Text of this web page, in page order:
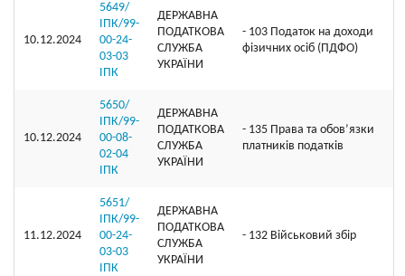
10.12.2024
5649/
ІПК/99-
00-24-
03-03
ІПК
ДЕРЖАВНА
ПОДАТКОВА
СЛУЖБА
УКРАЇНИ
- 103 Податок на доходи
фізичних осіб (ПДФО)
10.12.2024
5650/
ІПК/99-
00-08-
02-04
ІПК
ДЕРЖАВНА
ПОДАТКОВА
СЛУЖБА
УКРАЇНИ
- 135 Права та обов’язки
платників податків
11.12.2024
5651/
ІПК/99-
00-24-
03-03
ІПК
ДЕРЖАВНА
ПОДАТКОВА
СЛУЖБА
УКРАЇНИ
- 132 Військовий збір